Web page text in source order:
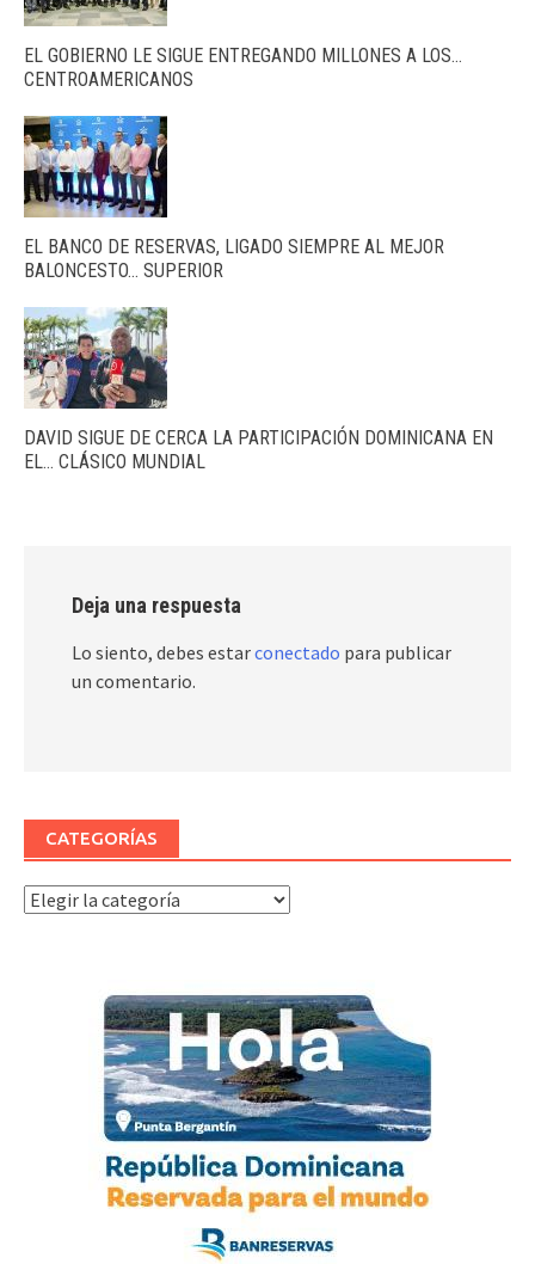
EL GOBIERNO LE SIGUE ENTREGANDO MILLONES A LOS…
CENTROAMERICANOS
EL BANCO DE RESERVAS, LIGADO SIEMPRE AL MEJOR
BALONCESTO… SUPERIOR
DAVID SIGUE DE CERCA LA PARTICIPACIÓN DOMINICANA EN
EL… CLÁSICO MUNDIAL
Deja una respuesta
Lo siento, debes estarconectado para publicar
un comentario.
CATEGORÍAS
Categorías